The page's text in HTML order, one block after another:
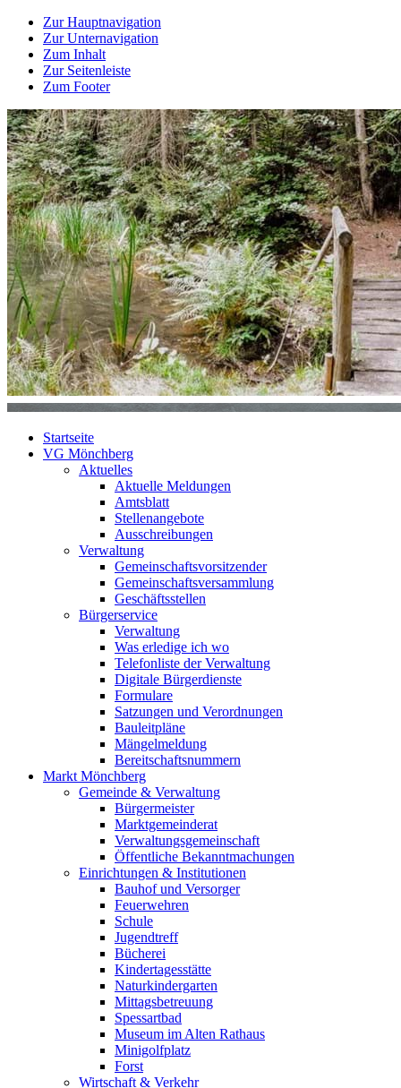
Zur Hauptnavigation
Zur Unternavigation
Zum Inhalt
Zur Seitenleiste
Zum Footer
Startseite
VG Mönchberg
Aktuelles
Aktuelle Meldungen
Amtsblatt
Stellenangebote
Ausschreibungen
Verwaltung
Gemeinschaftsvorsitzender
Gemeinschaftsversammlung
Geschäftsstellen
Bürgerservice
Verwaltung
Was erledige ich wo
Telefonliste der Verwaltung
Digitale Bürgerdienste
Formulare
Satzungen und Verordnungen
Bauleitpläne
Mängelmeldung
Bereitschaftsnummern
Markt Mönchberg
Gemeinde & Verwaltung
Bürgermeister
Marktgemeinderat
Verwaltungsgemeinschaft
Öffentliche Bekanntmachungen
Einrichtungen & Institutionen
Bauhof und Versorger
Feuerwehren
Schule
Jugendtreff
Bücherei
Kindertagesstätte
Naturkindergarten
Mittagsbetreuung
Spessartbad
Museum im Alten Rathaus
Minigolfplatz
Forst
Wirtschaft & Verkehr